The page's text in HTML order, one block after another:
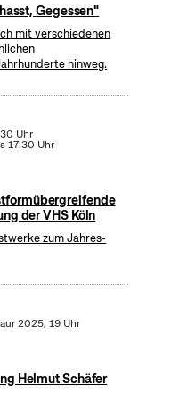
Gegessen"
mit verschiedenen
hinweg.
Uhr
17:30 Uhr
der VHS Köln
zum Jahres-
2025, 19 Uhr
Helmut Schäfer